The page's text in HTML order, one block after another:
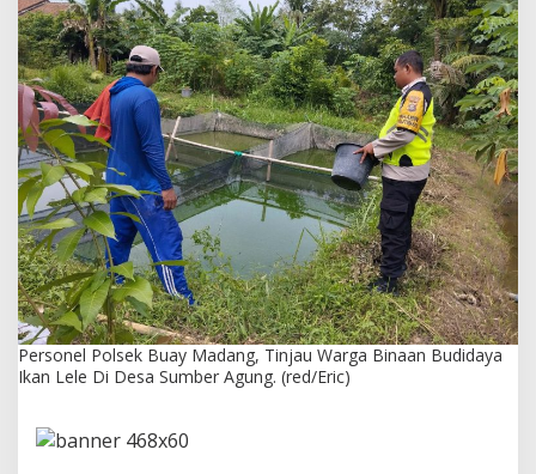
s
e
k
B
u
a
y
M
a
d
a
n
g
,
T
i
n
j
W
Personel Polsek Buay Madang, Tinjau Warga Binaan Budidaya
Ikan Lele Di Desa Sumber Agung. (red/Eric)